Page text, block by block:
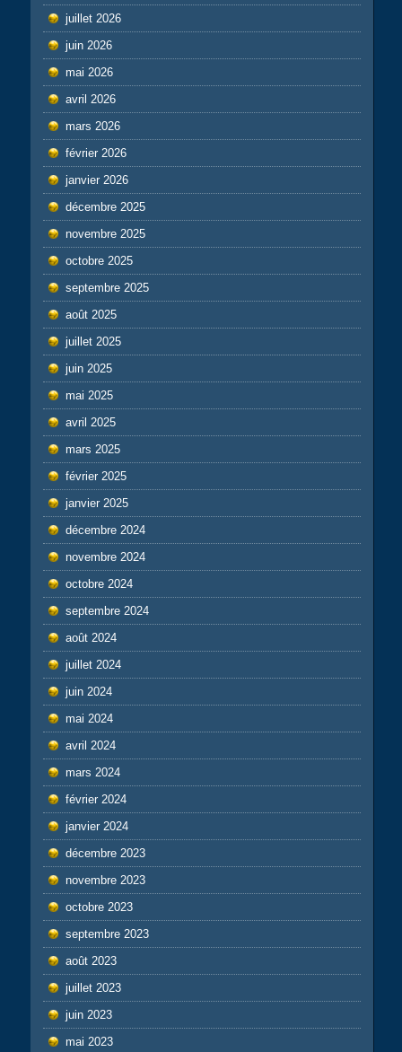
juillet 2026
juin 2026
mai 2026
avril 2026
mars 2026
février 2026
janvier 2026
décembre 2025
novembre 2025
octobre 2025
septembre 2025
août 2025
juillet 2025
juin 2025
mai 2025
avril 2025
mars 2025
février 2025
janvier 2025
décembre 2024
novembre 2024
octobre 2024
septembre 2024
août 2024
juillet 2024
juin 2024
mai 2024
avril 2024
mars 2024
février 2024
janvier 2024
décembre 2023
novembre 2023
octobre 2023
septembre 2023
août 2023
juillet 2023
juin 2023
mai 2023